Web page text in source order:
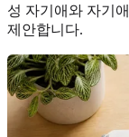
성 자기애와 자기
제안합니다.